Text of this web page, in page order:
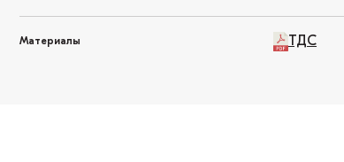
Материалы ТДС